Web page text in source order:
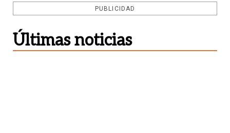
PUBLICIDAD
Últimas noticias